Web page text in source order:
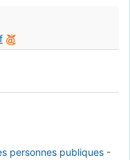
personnes publiques -